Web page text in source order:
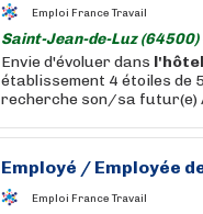
Emploi France Travail
Saint-Jean-de-Luz
Envie d'évoluer dans
établissement 4 étoiles de
recherche son/sa futur(e)
Employé / Employée
Emploi France Travail